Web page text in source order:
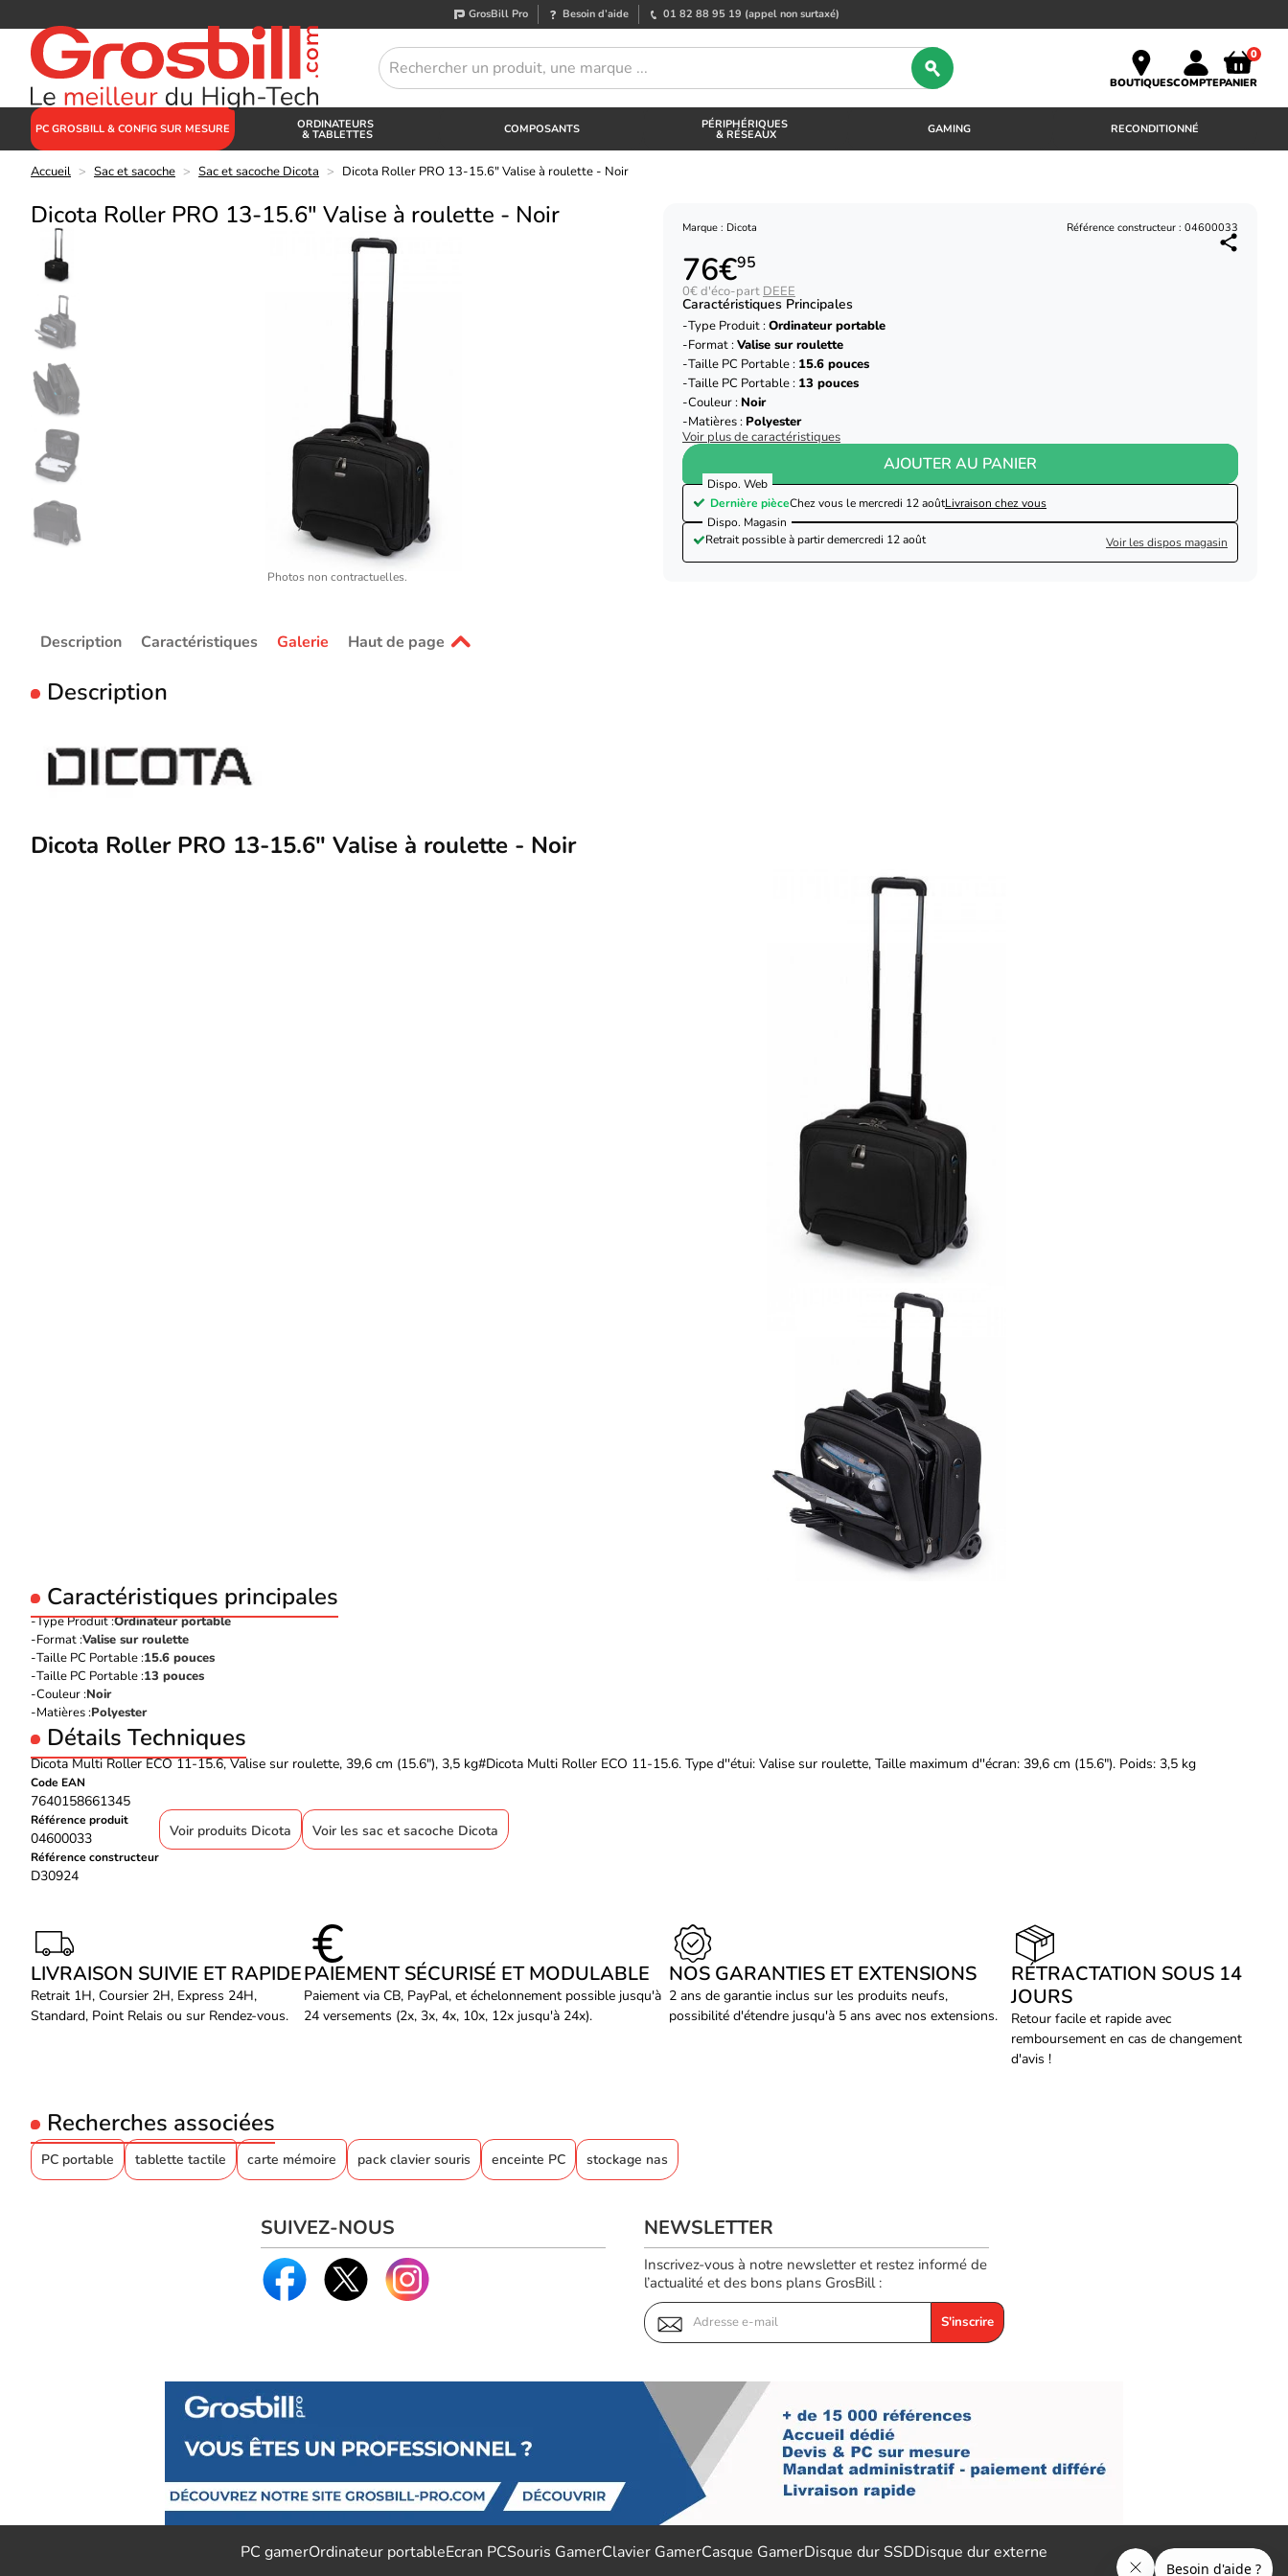
GrosBill Pro Besoin d’aide 01 82 88 95 19 (appel non surtaxé)
BOUTIQUESCOMPTE
0
PANIER
PC GROSBILL & CONFIG SUR MESURE ORDINATEURS
& TABLETTES COMPOSANTS PÉRIPHÉRIQUES
& RÉSEAUX GAMING RECONDITIONNÉ
Accueil > Sac et sacoche > Sac et sacoche Dicota > Dicota Roller PRO 13-15.6" Valise à roulette - Noir
Dicota Roller PRO 13-15.6" Valise à roulette - Noir
Photos non contractuelles.
Marque : Dicota Référence constructeur : 04600033
76€95
0€ d'éco-part DEEE
Caractéristiques Principales
Type Produit :Ordinateur portable
Format :Valise sur roulette
Taille PC Portable : 15.6 pouces
Taille PC Portable : 13 pouces
Couleur : Noir
Matières : Polyester
Voir plus de caractéristiques
AJOUTER AU PANIER
Dispo. Web
Dernière pièceChez vous le mercredi 12 aoûtLivraison chez vous
Dispo. Magasin
Retrait possible à partir demercredi 12 août Voir les dispos magasin
Description Caractéristiques Galerie Haut de page
Description
Dicota Roller PRO 13-15.6" Valise à roulette - Noir
Caractéristiques principales
Type Produit :Ordinateur portable
Format :Valise sur roulette
Taille PC Portable :15.6 pouces
Taille PC Portable :13 pouces
Couleur :Noir
Matières :Polyester
Détails Techniques
Dicota Multi Roller ECO 11-15.6, Valise sur roulette, 39,6 cm (15.6"), 3,5 kg#Dicota Multi Roller ECO 11-15.6. Type d''étui: Valise sur roulette, Taille maximum d''écran: 39,6 cm (15.6"). Poids: 3,5 kg
Code EAN
7640158661345
Référence produit
04600033
Référence constructeur
D30924
Voir produits Dicota Voir les sac et sacoche Dicota
LIVRAISON SUIVIE ET RAPIDE
Retrait 1H, Coursier 2H, Express 24H,
Standard, Point Relais ou sur Rendez-vous.
PAIEMENT SÉCURISÉ ET MODULABLE
Paiement via CB, PayPal, et échelonnement possible jusqu'à
24 versements (2x, 3x, 4x, 10x, 12x jusqu'à 24x).
NOS GARANTIES ET EXTENSIONS
2 ans de garantie inclus sur les produits neufs,
possibilité d'étendre jusqu'à 5 ans avec nos extensions.
RÉTRACTATION SOUS 14
JOURS
Retour facile et rapide avec
remboursement en cas de changement
d'avis !
Recherches associées
PC portable tablette tactile carte mémoire pack clavier souris enceinte PC stockage nas
SUIVEZ-NOUS NEWSLETTER
Inscrivez-vous à notre newsletter et restez informé de
l’actualité et des bons plans GrosBill :
S'inscrire
PC gamerOrdinateur portableEcran PCSouris GamerClavier GamerCasque GamerDisque dur SSDDisque dur externe